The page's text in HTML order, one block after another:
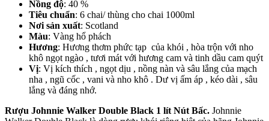
Nồng độ: 40 %
Tiêu chuẩn: 6 chai/ thùng cho chai 1000ml
Nơi sản xuất: Scotland
Màu: Vàng hổ phách
Hương: Hương thơm phức tạp của khói , hòa trộn với nho
khô ngọt ngào , tươi mát với hương cam và tinh dầu cam quýt
Vị: Vị kích thích , ngọt dịu , nồng nàn và sâu lắng của mạch
nha , ngũ cốc , vani và nho khô . Dư vị ấm áp , kéo dài , sâu
lắng và đáng nhớ.
Rượu Johnnie Walker Double Black 1 lít Nút Bấc. Johnnie